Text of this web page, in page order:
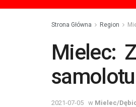
Strona Główna Region
Mielec:
2021-07-05 w Mielec/